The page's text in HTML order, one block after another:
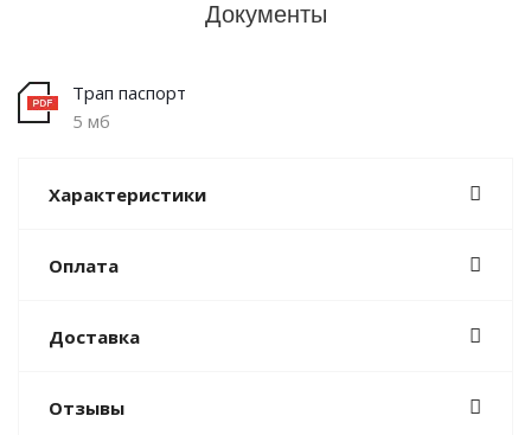
Документы
Трап паспорт
5 мб
Характеристики
Оплата
Доставка
Отзывы